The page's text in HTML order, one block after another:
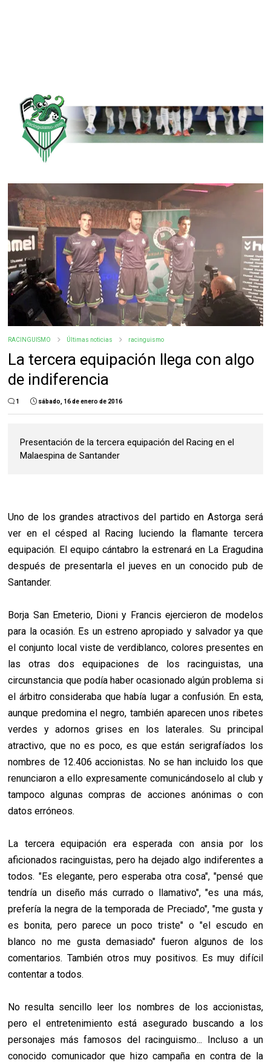
RACINGUISMO Últimas noticias racinguismo
La tercera equipación llega con algo
de indiferencia
1 sábado, 16 de enero de 2016
Presentación de la tercera equipación del Racing en el
Malaespina de Santander
Uno de los grandes atractivos del partido en Astorga será
ver en el césped al Racing luciendo la flamante tercera
equipación. El equipo cántabro la estrenará en La Eragudina
después de presentarla el jueves en un conocido pub de
Santander.
Borja San Emeterio, Dioni y Francis ejercieron de modelos
para la ocasión. Es un estreno apropiado y salvador ya que
el conjunto local viste de verdiblanco, colores presentes en
las otras dos equipaciones de los racinguistas, una
circunstancia que podía haber ocasionado algún problema si
el árbitro consideraba que había lugar a confusión. En esta,
aunque predomina el negro, también aparecen unos ribetes
verdes y adornos grises en los laterales. Su principal
atractivo, que no es poco, es que están serigrafíados los
nombres de 12.406 accionistas. No se han incluido los que
renunciaron a ello expresamente comunicándoselo al club y
tampoco algunas compras de acciones anónimas o con
datos erróneos.
La tercera equipación era esperada con ansia por los
aficionados racinguistas, pero ha dejado algo indiferentes a
todos. "Es elegante, pero esperaba otra cosa", "pensé que
tendría un diseño más currado o llamativo", "es una más,
prefería la negra de la temporada de Preciado", "me gusta y
es bonita, pero parece un poco triste" o "el escudo en
blanco no me gusta demasiado" fueron algunos de los
comentarios. También otros muy positivos. Es muy difícil
contentar a todos.
No resulta sencillo leer los nombres de los accionistas,
pero el entretenimiento está asegurado buscando a los
personajes más famosos del racinguismo... Incluso a un
conocido comunicador que hizo campaña en contra de la